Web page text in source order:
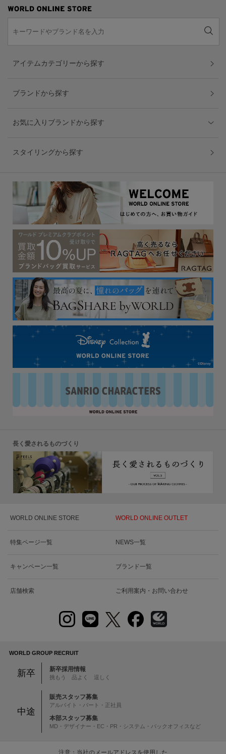
アイテムカテゴリーから探す
ブランドから探す
お気に入りブランドから探す
スタイリングから探す
長く愛されるものづくり
WORLD ONLINE STORE WORLD ONLINE OUTLET
特集ページ一覧 NEWS一覧
キャンペーン一覧 ブランド一覧
店舗検索 ご利用案内・お問い合わせ
WORLD GROUP RECRUIT
新卒 新卒採用情報
挑もう 品よく 逞しく
中途
販売スタッフ募集
アルバイト・パート・正社員
本部スタッフ募集
MD・デザイナー・EC・PR・システム・バックオフィスなど